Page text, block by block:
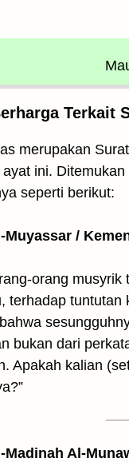
Terkait
merupakan
ini.
seperti berikut:
Muyassar /
orang
terhadap
bukan dari
Apakah kalian
Madinah Al-